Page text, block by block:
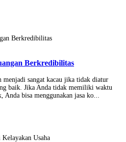
Berkredibilitas
menjadi sangat kacau jika tidak diatur
baik. Jika Anda tidak memiliki waktu
bisa menggunakan jasa ko...